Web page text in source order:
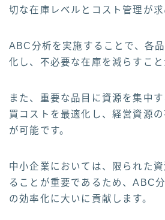
切な在庫レベルとコスト管理が求
ABC分析を実施することで、各
化し、不必要な在庫を減らすこと
また、重要な品目に資源を集中
買コストを最適化し、経営資源
が可能です。
中小企業においては、限られた
ることが重要であるため、ABC
の効率化に大いに貢献します。